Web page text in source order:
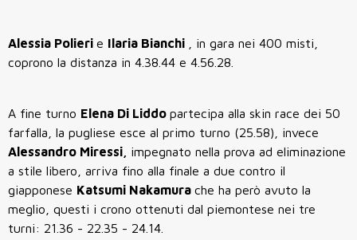
Alessia Polieri e Ilaria Bianchi
, in gara nei 400 misti,
coprono la distanza in 4.38.44 e 4.56.28.
A fine turno Elena Di Liddo partecipa alla skin race dei 50
farfalla, la pugliese esce al primo turno (25.58), invece
Alessandro Miressi, impegnato nella prova ad eliminazione
a stile libero, arriva fino alla finale a due contro il
giapponese Katsumi Nakamura che ha però avuto la
meglio, questi i crono ottenuti dal piemontese nei tre
turni: 21.36 - 22.35 - 24.14.